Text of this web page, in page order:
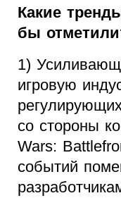
Какие
бы
1)
игровую
со стороны
Wars:
событий